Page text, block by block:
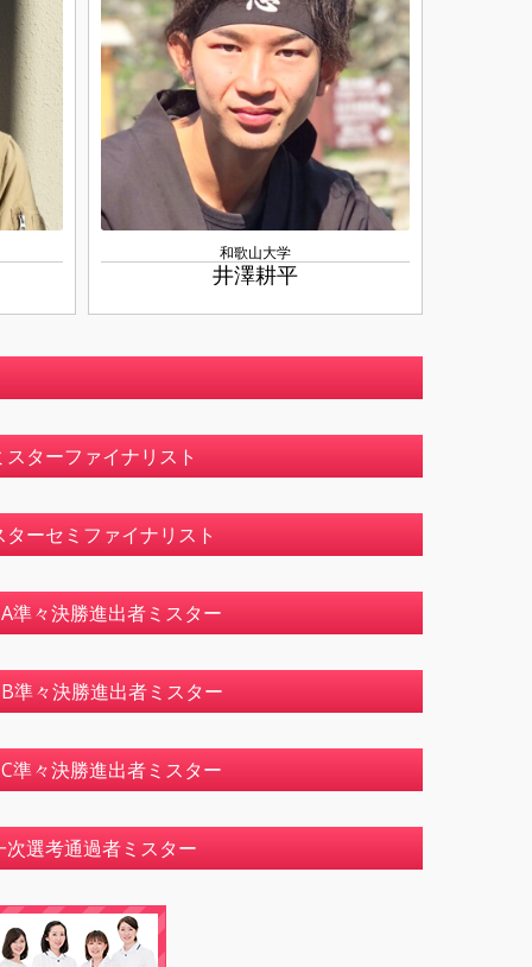
和歌山大学
井澤耕平
スターファイナリスト
ターセミファイナリスト
準々決勝進出者ミスター
準々決勝進出者ミスター
準々決勝進出者ミスター
次選考通過者ミスター